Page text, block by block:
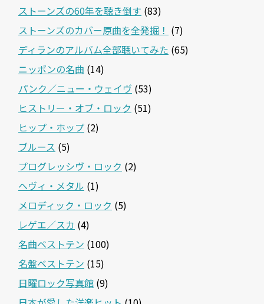
ストーンズの60年を聴き倒す (83)
ストーンズのカバー原曲を全発掘！ (7)
ディランのアルバム全部聴いてみた (65)
ニッポンの名曲 (14)
パンク／ニュー・ウェイヴ (53)
ヒストリー・オブ・ロック (51)
ヒップ・ホップ (2)
ブルース (5)
プログレッシヴ・ロック (2)
ヘヴィ・メタル (1)
メロディック・ロック (5)
レゲエ／スカ (4)
名曲ベストテン (100)
名盤ベストテン (15)
日曜ロック写真館 (9)